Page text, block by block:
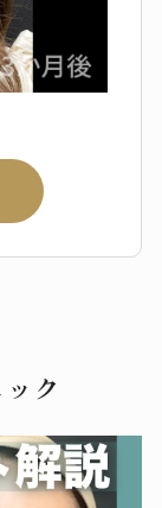
壊死の可
せん
み・内出血
こみ／色
残存（顔
ん）
り感・熱
生剤対応
よる血流障
壊死（極め
ク